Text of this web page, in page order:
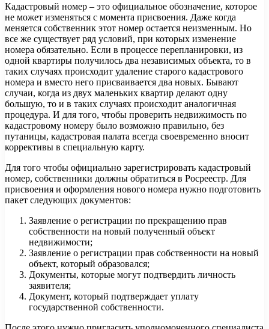
Кадастровый номер – это официальное обозначение, которое
не может изменяться с момента присвоения. Даже когда
меняется собственник этот номер остается неизменным. Но
все же существует ряд условий, при которых изменение
номера обязательно. Если в процессе перепланировки, из
одной квартиры получилось два независимых объекта, то в
таких случаях происходит удаление старого кадастрового
номера и вместо него присваивается два новых. Бывают
случаи, когда из двух маленьких квартир делают одну
большую, то и в таких случаях происходит аналогичная
процедура. И для того, чтобы проверить недвижимость по
кадастровому номеру было возможно правильно, без
путаницы, кадастровая палата всегда своевременно вносит
коррективы в специальную карту.
Для того чтобы официально зарегистрировать кадастровый
номер, собственники должны обратиться в Росреестр. Для
присвоения и оформления нового номера нужно подготовить
пакет следующих документов:
Заявление о регистрации по прекращению прав
собственности на новый полученный объект
недвижимости;
Заявление о регистрации прав собственности на новый
объект, который образовался;
Документы, которые могут подтвердить личность
заявителя;
Документ, который подтверждает уплату
государственной собственности.